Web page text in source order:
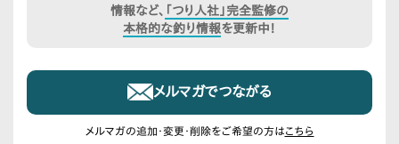
情報など、
「つり人社」完全監修の
本格的な釣り情報を更新中！
メルマガでつながる
メルマガの追加・変更・削除をご希望の方はこちら